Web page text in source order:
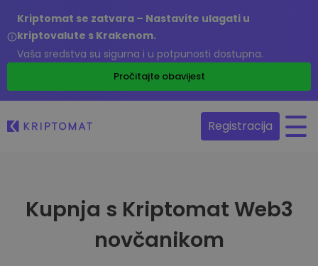
Kriptomat se zatvara – Nastavite ulagati u
kriptovalute s Krakenom.
Vaša sredstva su sigurna i u potpunosti dostupna.
Pročitajte obavijest
Registracija
Kupnja s Kriptomat Web3
novčanikom